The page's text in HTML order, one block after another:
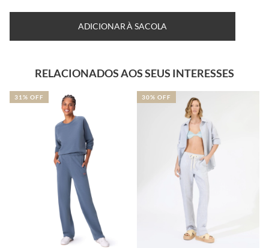
ADICIONAR À SACOLA
RELACIONADOS AOS SEUS INTERESSES
31% OFF 30% OFF